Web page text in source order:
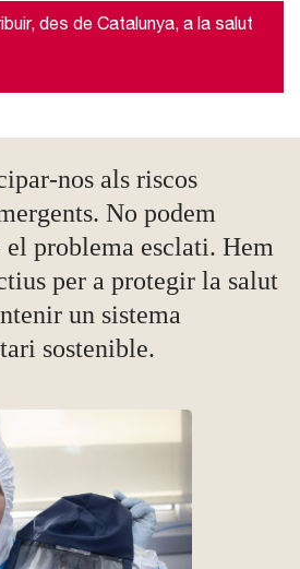
des de Catalunya, a la salut
nos als riscos
No podem
el problema esclati. Hem
per a protegir la salut
un sistema
sostenible.